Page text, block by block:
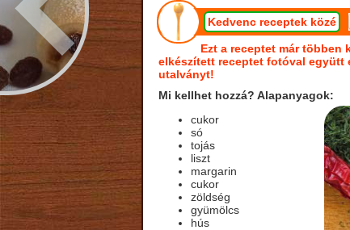
Kedvenc receptek közé
Ezt a receptet már többen
elkészített receptet fotóval együtt
utalványt!
Mi kellhet hozzá? Alapanyagok:
cukor
só
tojás
liszt
margarin
cukor
zöldség
gyümölcs
hús